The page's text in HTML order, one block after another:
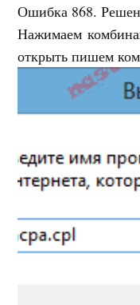
Ошибка 868.
Нажимаем
открыть пишем